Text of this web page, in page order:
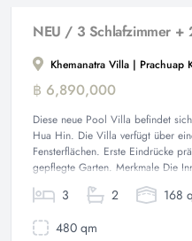
NEU / 3 Schlafzimmer +
Khemanatra Villa | Prachuap
฿ 6,890,000
Diese neue Pool Villa befindet
Hua Hin. Die Villa verfügt über
Fensterflächen. Erste Eindrücke
gepflegte Garten. Merkmale Die
3 2
168
480 qm